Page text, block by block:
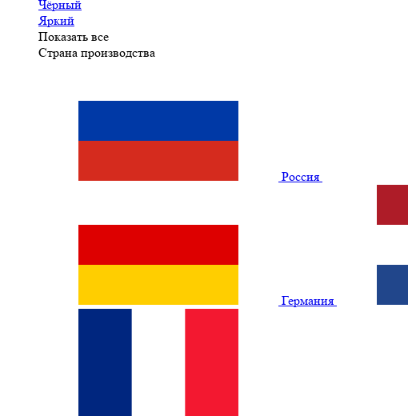
Чёрный
Яркий
Показать все
Страна производства
Россия
Германия